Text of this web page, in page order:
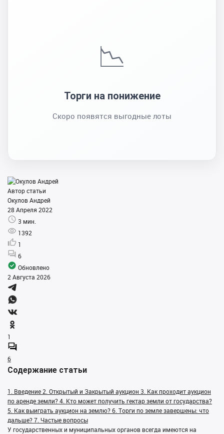
📉
Торги на понижение
Скоро появятся выгодные лоты
Автор статьи
Окулов Андрей
28 Апреля 2022
3 мин.
1392
1
6
Обновлено
2 Августа 2026
1
6
Содержание статьи
1. Введение2. Открытый и Закрытый аукцион 3. Как проходит аукцион
по аренде земли?4. Кто может получить гектар земли от государства?
5. Как выиграть аукцион на землю?6. Торги по земле завершены: что
дальше?7. Частые вопросы
У государственных и муниципальных органов всегда имеются на